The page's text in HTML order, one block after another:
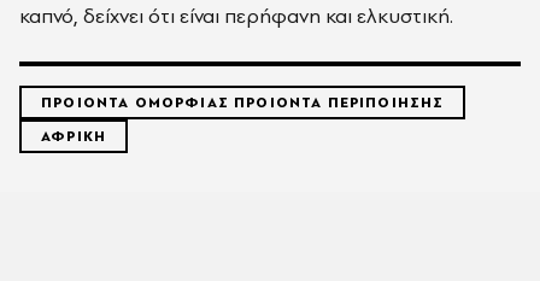
καπνό, δείχνει ότι είναι περήφανη και ελκυστική.
ΠΡΟΙΟΝΤΑ ΟΜΟΡΦΙΑΣ ΠΡΟΙΟΝΤΑ ΠΕΡΙΠΟΙΗΣΗΣ
ΑΦΡΙΚΗ